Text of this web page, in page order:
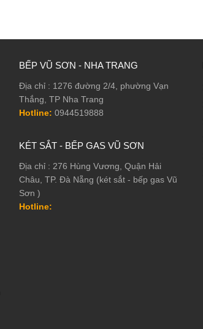
BẾP VŨ SƠN - NHA TRANG
Địa chỉ : 1276 đường 2/4, phường Vạn
Thắng, TP Nha Trang
Hotline: 0944519888
KÉT SẮT - BẾP GAS VŨ SƠN
Địa chỉ : 276 Hùng Vương, Quận Hải
Châu, TP. Đà Nẵng (két sắt - bếp gas Vũ
Sơn )
Hotline: